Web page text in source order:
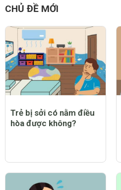
CHỦ ĐỀ MỚI
Trẻ bị sởi có nằm điều
hòa được không?